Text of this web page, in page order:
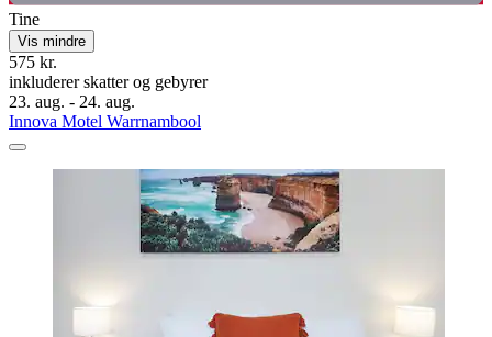
Tine
Vis mindre
575 kr.
inkluderer skatter og gebyrer
23. aug. - 24. aug.
Innova Motel Warrnambool